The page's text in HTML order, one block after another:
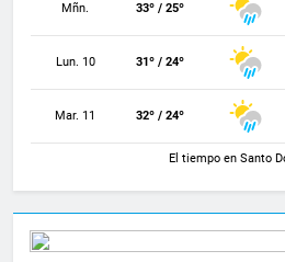
Mñn. 33º / 25º
Lun. 10 31º / 24º
Mar. 11 32º / 24º
El tiempo en Santo